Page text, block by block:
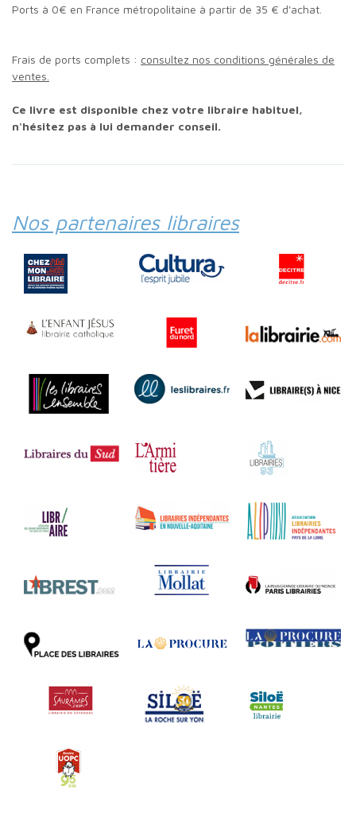
Ports à 0€ en France métropolitaine à partir de 35 € d'achat.
Frais de ports complets : consultez nos conditions générales de
ventes.
Ce livre est disponible chez votre libraire habituel,
n'hésitez pas à lui demander conseil.
Nos partenaires libraires